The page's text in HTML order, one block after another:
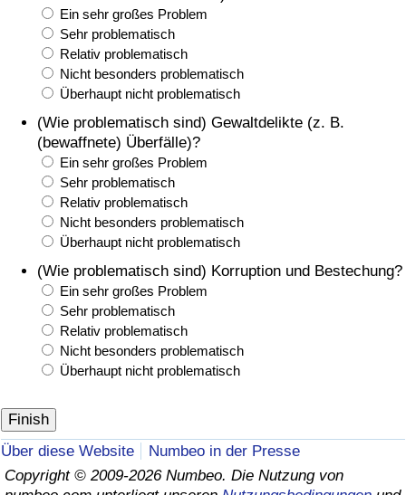
Ein sehr großes Problem
Sehr problematisch
Relativ problematisch
Nicht besonders problematisch
Überhaupt nicht problematisch
(Wie problematisch sind) Gewaltdelikte (z. B.
(bewaffnete) Überfälle)?
Ein sehr großes Problem
Sehr problematisch
Relativ problematisch
Nicht besonders problematisch
Überhaupt nicht problematisch
(Wie problematisch sind) Korruption und Bestechung?
Ein sehr großes Problem
Sehr problematisch
Relativ problematisch
Nicht besonders problematisch
Überhaupt nicht problematisch
Über diese Website
Numbeo in der Presse
Copyright © 2009-2026 Numbeo. Die Nutzung von